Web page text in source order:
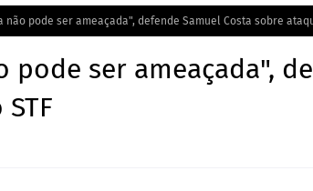
não pode ser ameaçada", defende Samuel Costa sobre
pode ser ameaçada",